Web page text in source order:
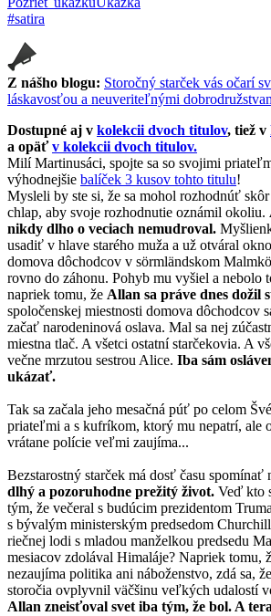
#satira
Z nášho blogu: Storočný starček vás očarí
láskavosťou a neuveriteľnými
Dostupné aj v kolekcii dvoch titulov, tiež v
a opäťv kolekcii dvoch titulov.
Milí Martinusáci, spojte sa so svojimi
výhodnejšie balíček 3 kusov tohto titulu!
Mysleli by ste si, že sa mohol rozhodnúť
chlap, aby svoje rozhodnutie oznámil okoliu.
nikdy dlho o veciach nemudroval.
usadiť v hlave starého muža a už otváral
domova dôchodcov v sörmländskom
rovno do záhonu. Pohyb mu vyšiel a nebolo
napriek tomu, že Allan sa práve dnes dožil
spoločenskej miestnosti domova dôchodcov
začať narodeninová oslava. Mal sa nej
miestna tlač. A všetci ostatní starčekovia. A
večne mrzutou sestrou Alice. Iba sám
ukázať.
Tak sa začala jeho mesačná púť po celom
priateľmi a s kufríkom, ktorý mu nepatrí, ale
vrátane polície veľmi zaujíma...
Bezstarostný starček má dosť času spomínať
dlhý a pozoruhodne prežitý život. Veď kto
tým, že večeral s budúcim prezidentom
s bývalým ministerským predsedom
riečnej lodi s mladou manželkou predsedu
mesiacov zdolával Himaláje? Napriek tomu,
nezaujíma politika ani náboženstvo, zdá sa,
storočia ovplyvnil väčšinu veľkých udalostí
Allan zneisťoval svet iba tým, že bol. A